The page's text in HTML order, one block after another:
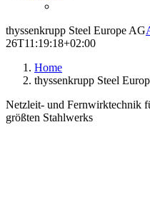
thyssenkrupp Steel Europe AG
26T11:19:18+02:00
Home
thyssenkrupp Steel
Netzleit- und Fernwirktechnik
größten Stahlwerks